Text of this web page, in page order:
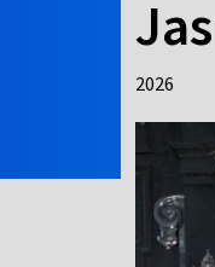
2026